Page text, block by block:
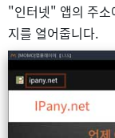
"인터넷" 앱의 주
지를 열어줍니다.